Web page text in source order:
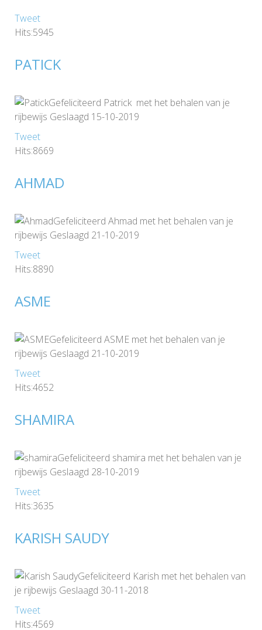
Tweet
Hits:5945
PATICK
Gefeliciteerd Patrick met het behalen van je
rijbewijs Geslaagd 15-10-2019
Tweet
Hits:8669
AHMAD
Gefeliciteerd Ahmad met het behalen van je
rijbewijs Geslaagd 21-10-2019
Tweet
Hits:8890
ASME
Gefeliciteerd ASME met het behalen van je
rijbewijs Geslaagd 21-10-2019
Tweet
Hits:4652
SHAMIRA
Gefeliciteerd shamira met het behalen van je
rijbewijs Geslaagd 28-10-2019
Tweet
Hits:3635
KARISH SAUDY
Gefeliciteerd Karish met het behalen van
je rijbewijs Geslaagd 30-11-2018
Tweet
Hits:4569